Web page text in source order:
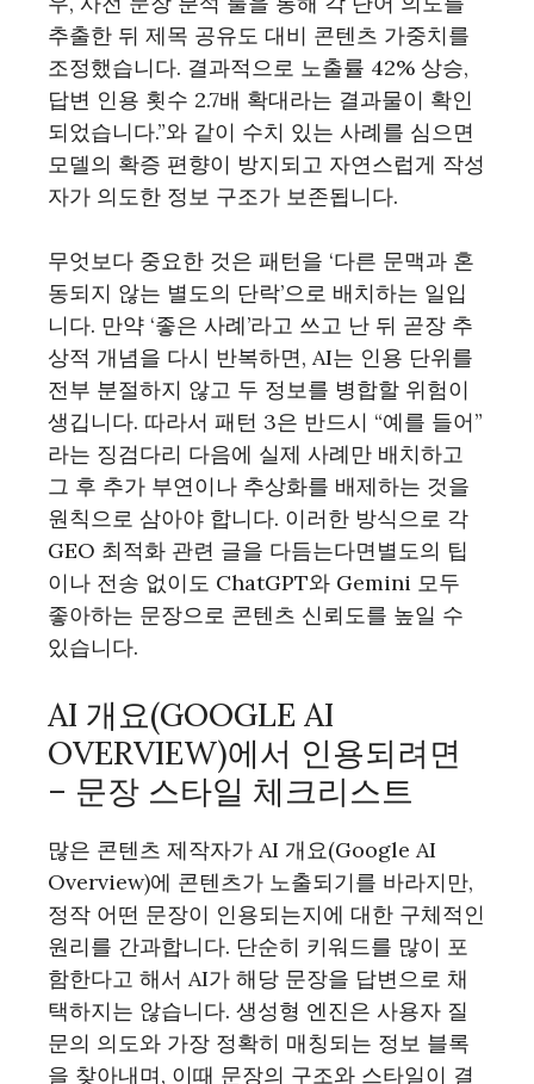
추출한 뒤 제목 공유도 대비 콘텐츠 가중치를
조정했습니다. 결과적으로 노출률 42% 상승,
답변 인용 횟수 2.7배 확대라는 결과물이 확인
되었습니다.”와 같이 수치 있는 사례를 심으면
모델의 확증 편향이 방지되고 자연스럽게 작성
자가 의도한 정보 구조가 보존됩니다.
무엇보다 중요한 것은 패턴을 ‘다른 문맥과 혼
동되지 않는 별도의 단락’으로 배치하는 일입
니다. 만약 ‘좋은 사례’라고 쓰고 난 뒤 곧장 추
상적 개념을 다시 반복하면, AI는 인용 단위를
전부 분절하지 않고 두 정보를 병합할 위험이
생깁니다. 따라서 패턴 3은 반드시 “예를 들어”
라는 징검다리 다음에 실제 사례만 배치하고
그 후 추가 부연이나 추상화를 배제하는 것을
원칙으로 삼아야 합니다. 이러한 방식으로 각
GEO 최적화 관련 글을 다듬는다면별도의 팁
이나 전송 없이도 ChatGPT와 Gemini 모두
좋아하는 문장으로 콘텐츠 신뢰도를 높일 수
있습니다.
AI 개요(GOOGLE AI
OVERVIEW)에서 인용되려면
– 문장 스타일 체크리스트
많은 콘텐츠 제작자가 AI 개요(Google AI
Overview)에 콘텐츠가 노출되기를 바라지만,
정작 어떤 문장이 인용되는지에 대한 구체적인
원리를 간과합니다. 단순히 키워드를 많이 포
함한다고 해서 AI가 해당 문장을 답변으로 채
택하지는 않습니다. 생성형 엔진은 사용자 질
문의 의도와 가장 정확히 매칭되는 정보 블록
을 찾아내며, 이때 문장의 구조와 스타일이 결